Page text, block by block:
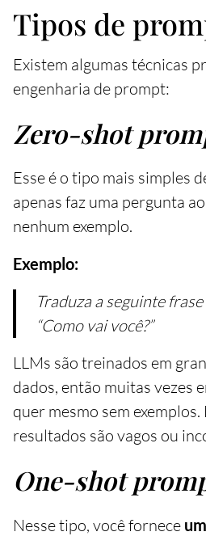
Tipos de
Existem algumas técnicas
engenharia de prompt:
Zero-shot
Esse é o tipo mais simples
apenas faz uma pergunta
nenhum exemplo.
Exemplo:
Traduza a seguinte
“Como vai você?”
LLMs são treinados em
dados, então muitas vezes
quer mesmo sem exemplos.
resultados são vagos ou
One-shot
Nesse tipo, você fornece